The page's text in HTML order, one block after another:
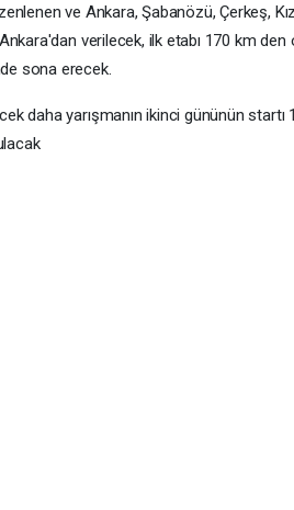
ve Ankara, Şabanözü, Çerkeş,
verilecek, ilk etabı 170 km den
sona erecek.
daha yarışmanın ikinci gününün startı